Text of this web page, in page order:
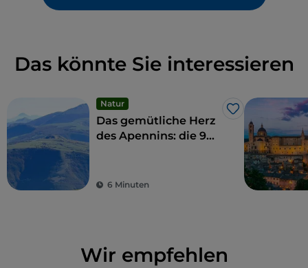
Das könnte Sie interessieren
Natur
Like
Das gemütliche Herz
des Apennins: die 9
6 Minuten
Wir empfehlen